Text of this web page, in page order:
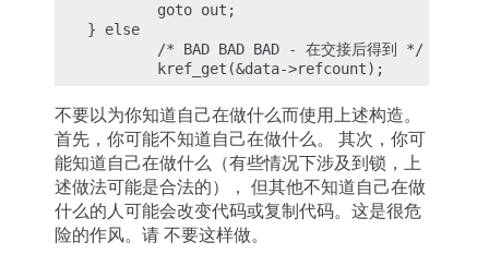
        goto out;
} else
        /* BAD BAD BAD - 在交接后得到 */
不要以为你知道自己在做什么而使用上述构造。
首先，你可能不知道自己在做什么。 其次，你可
能知道自己在做什么（有些情况下涉及到锁，上
述做法可能是合法的）， 但其他不知道自己在做
什么的人可能会改变代码或复制代码。这是很危
险的作风。请 不要这样做。